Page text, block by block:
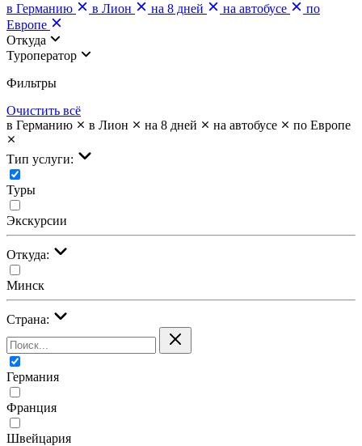
в Германию
в Лион на 8 дней на автобусе
по
Европе
Откуда
Туроператор
Фильтры
Очистить всё
в Германию
в Лион на 8 дней на автобусе по Европе
Тип услуги:
Туры
Экскурсии
Откуда:
Минск
Страна:
Германия
Франция
Швейцария